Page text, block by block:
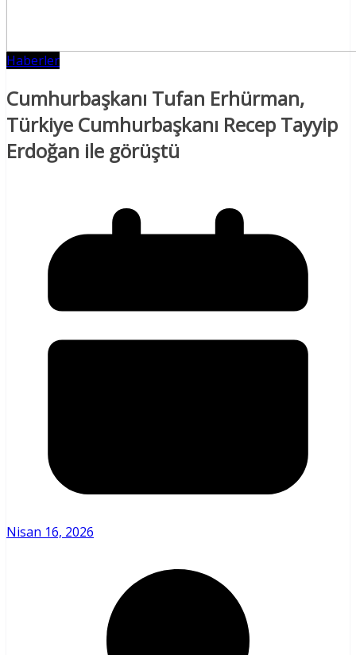
Haberler
Cumhurbaşkanı Tufan Erhürman,
Türkiye Cumhurbaşkanı Recep Tayyip
Erdoğan ile görüştü
Nisan 16, 2026